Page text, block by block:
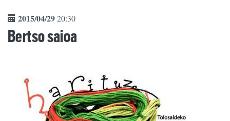
2015/04/2920:30
Bertso saioa